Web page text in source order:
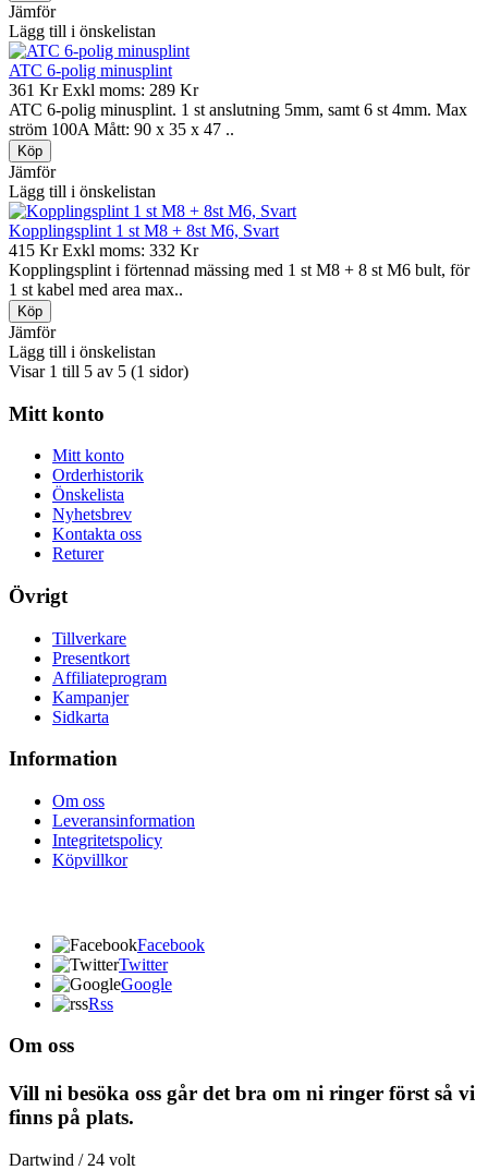
Jämför
Lägg till i önskelistan
ATC 6-polig minusplint
361 KrExkl moms: 289 Kr
ATC 6-polig minusplint. 1 st anslutning 5mm, samt 6 st 4mm. Max
ström 100A Mått: 90 x 35 x 47 ..
Jämför
Lägg till i önskelistan
Kopplingsplint 1 st M8 + 8st M6, Svart
415 KrExkl moms: 332 Kr
Kopplingsplint i förtennad mässing med 1 st M8 + 8 st M6 bult, för
1 st kabel med area max..
Jämför
Lägg till i önskelistan
Visar 1 till 5 av 5 (1 sidor)
Mitt konto
Mitt konto
Orderhistorik
Önskelista
Nyhetsbrev
Kontakta oss
Returer
Övrigt
Tillverkare
Presentkort
Affiliateprogram
Kampanjer
Sidkarta
Information
Om oss
Leveransinformation
Integritetspolicy
Köpvillkor
Facebook
Twitter
Google
Rss
Om oss
Vill ni besöka oss går det bra om ni ringer först så vi
finns på plats.
Dartwind / 24 volt